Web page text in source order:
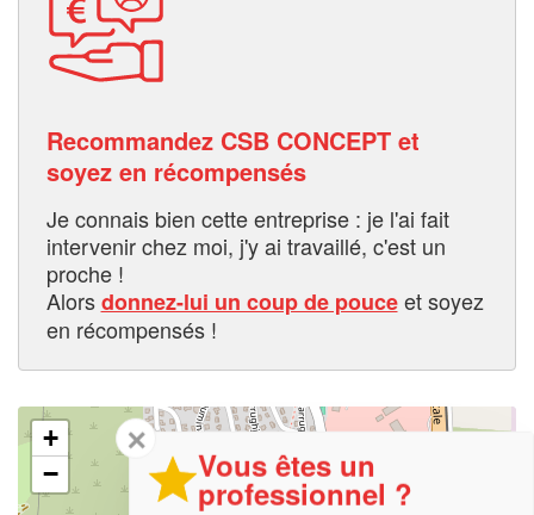
Recommandez CSB CONCEPT et
soyez en récompensés
Je connais bien cette entreprise : je l'ai fait
intervenir chez moi, j'y ai travaillé, c'est un
proche !
Alorsdonnez-lui un coup de pouceet soyez
en récompensés !
+
−
✕
Vous êtes un
professionnel ?